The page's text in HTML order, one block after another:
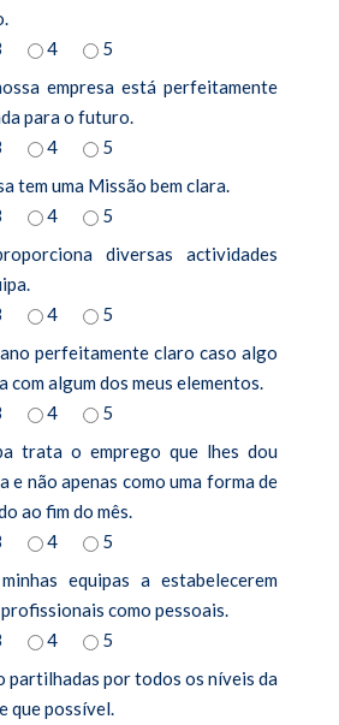
4
5
empresa está perfeitamente
para o futuro.
4
5
tem uma Missão bem clara.
4
5
diversas actividades
4
5
perfeitamente claro caso algo
com algum dos meus elementos.
4
5
trata o emprego que lhes dou
e não apenas como uma forma de
ao fim do mês.
4
5
equipas a estabelecerem
como pessoais.
4
5
partilhadas por todos os níveis da
que possível.